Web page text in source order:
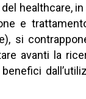
healthcare, in
e
si
avanti la